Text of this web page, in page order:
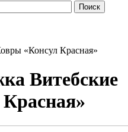
«Консул Красная»
Витебские